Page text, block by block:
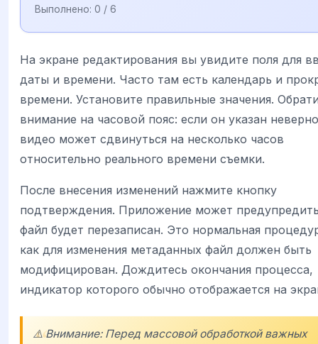
Выполнено: 0 / 6
На экране редактирования вы увидите поля для
даты и времени. Часто там есть календарь и
времени. Установите правильные значения.
внимание на часовой пояс: если он указан
видео может сдвинуться на несколько часов
относительно реального времени съемки.
После внесения изменений нажмите кнопку
подтверждения. Приложение может
файл будет перезаписан. Это нормальная
как для изменения метаданных файл должен быть
модифицирован. Дождитесь окончания процесса,
индикатор которого обычно отображается на
⚠️ Внимание: Перед массовой обработкой важных